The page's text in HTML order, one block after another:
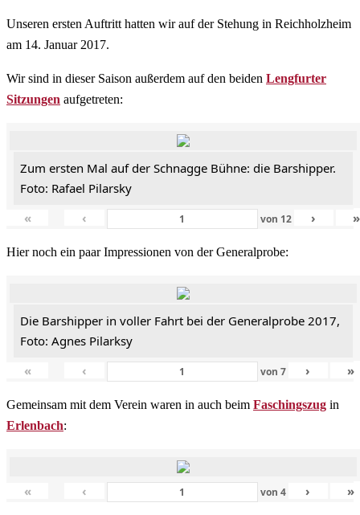
Unseren ersten Auftritt hatten wir auf der Stehung in Reichholzheim
am 14. Januar 2017.
Wir sind in dieser Saison außerdem auf den beiden Lengfurter
Sitzungen aufgetreten:
Zum ersten Mal auf der Schnagge Bühne: die Barshipper.
Foto: Rafael Pilarsky
«
‹ von 12 › »
Hier noch ein paar Impressionen von der Generalprobe:
Die Barshipper in voller Fahrt bei der Generalprobe 2017,
Foto: Agnes Pilarksy
«
‹ von 7 › »
Gemeinsam mit dem Verein waren in auch beim Faschingszug in
Erlenbach:
« ‹ von 4 › »